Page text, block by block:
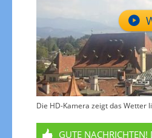
Die HD-Kamera zeigt das Wetter
GUTE NACHRICHTEN!